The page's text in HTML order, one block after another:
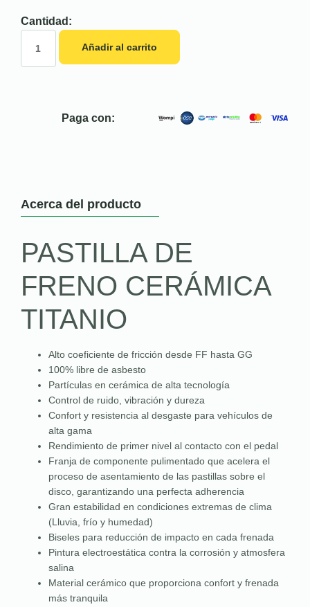
Cantidad:
Añadir al carrito
Paga con:
Acerca del producto
PASTILLA DE
FRENO CERÁMICA
TITANIO
Alto coeficiente de fricción desde FF hasta GG
100% libre de asbesto
Partículas en cerámica de alta tecnología
Control de ruido, vibración y dureza
Confort y resistencia al desgaste para vehículos de
alta gama
Rendimiento de primer nivel al contacto con el pedal
Franja de componente pulimentado que acelera el
proceso de asentamiento de las pastillas sobre el
disco, garantizando una perfecta adherencia
Gran estabilidad en condiciones extremas de clima
(Lluvia, frío y humedad)
Biseles para reducción de impacto en cada frenada
Pintura electroestática contra la corrosión y atmosfera
salina
Material cerámico que proporciona confort y frenada
más tranquila